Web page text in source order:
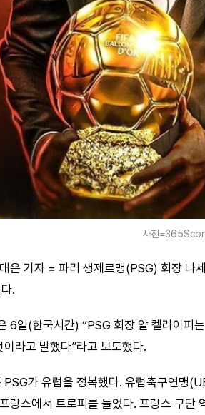
사진
은 기자 = 파리 생제르맹(PSG) 회장 나
.
6일(한국시간) “PSG 회장 알 켈라이피
라고 말했다”라고 보도했다.
가 유럽을 정복했다. 유럽축구연맹
랑스에서 트로피를 들었다. 프랑스 구단